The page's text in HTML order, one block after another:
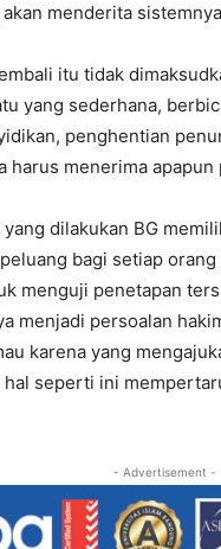
menderita
itu tidak
yang sederhana,
penghentian
harus menerima apapun
dilakukan BG
bagi setiap
menguji penetapan
menjadi persoalan
karena yang
seperti ini
- Advertisement -